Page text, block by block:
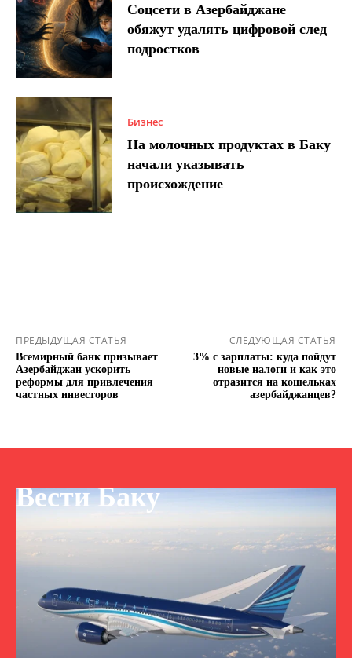
Соцсети в Азербайджане
обяжут удалять цифровой след
подростков
Бизнес
На молочных продуктах в Баку
начали указывать
происхождение
ПРЕДЫДУЩАЯ СТАТЬЯ
Всемирный банк призывает
Азербайджан ускорить
реформы для привлечения
частных инвесторов
СЛЕДУЮЩАЯ СТАТЬЯ
3% с зарплаты: куда пойдут
новые налоги и как это
отразится на кошельках
азербайджанцев?
Вести Баку